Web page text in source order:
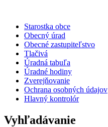
Starostka obce
Obecný úrad
Obecné zastupiteľstvo
Tlačivá
Úradná tabuľa
Úradné hodiny
Zverejňovanie
Ochrana osobných údajov
Hlavný kontrolór
Vyhľadávanie